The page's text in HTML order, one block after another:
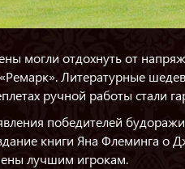
могли отдохнуть от
Литературные
ручной работы стали
победителей
книги Яна Флеминга
лучшим игрокам.